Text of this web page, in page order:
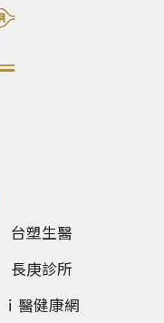
台塑生醫
長庚診所
ｉ醫健康網